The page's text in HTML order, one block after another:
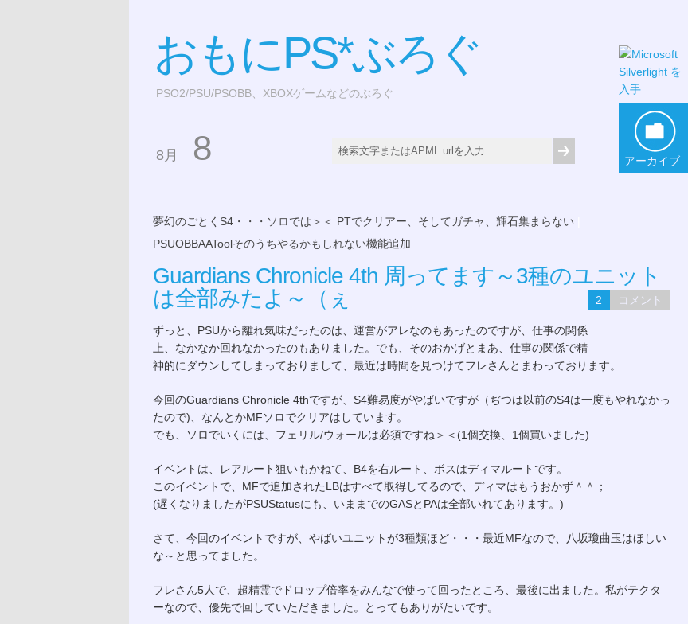
おもにPS*ぶろぐ
PSO2/PSU/PSOBB、XBOXゲームなどのぶろぐ
8月 8 アーカイブ
夢幻のごとくS4・・・ソロでは＞＜ PTでクリアー、そしてガチャ、輝石集まらない
PSUOBBAAToolそのうちやるかもしれない機能追加
Guardians Chronicle 4th 周ってます～3種のユニット
は全部みたよ～（ぇ
2 コメント
ずっと、PSUから離れ気味だったのは、運営がアレなのもあったのですが、仕事の関係
上、なかなか回れなかったのもありました。でも、そのおかげとまあ、仕事の関係で精
神的にダウンしてしまっておりまして、最近は時間を見つけてフレさんとまわっております。
今回のGuardians Chronicle 4thですが、S4難易度がやばいですが（ぢつは以前のS4は一度もやれなかっ
たので)、なんとかMFソロでクリアはしています。
でも、ソロでいくには、フェリル/ウォールは必須ですね＞＜(1個交換、1個買いました)
イベントは、レアルート狙いもかねて、B4を右ルート、ボスはディマルートです。
このイベントで、MFで追加されたLBはすべて取得してるので、ディマはもうおかず＾＾；
(遅くなりましたがPSUStatusにも、いままでのGASとPAは全部いれてあります。)
さて、今回のイベントですが、やばいユニットが3種類ほど・・・最近MFなので、八坂瓊曲玉はほしい
な～と思ってました。
フレさん5人で、超精霊でドロップ倍率をみんなで使って回ったところ、最後に出ました。私がテクタ
ーなので、優先で回していただきました。とってもありがたいです。